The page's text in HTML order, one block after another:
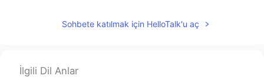
リコ 2020.01.15 09:21
Sohbete katılmak için HelloTalk'u aç
İlgili Dil Anlar